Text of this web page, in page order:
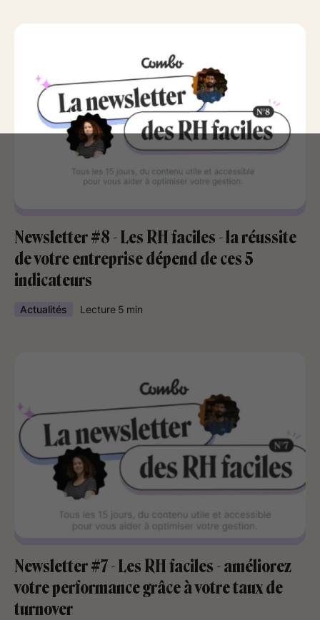
Newsletter #8 - Les RH faciles - la réussite
de votre entreprise dépend de ces 5
indicateurs
Actualités Lecture 5 min
Newsletter #7 - Les RH faciles - améliorez
votre performance grâce à votre taux de
turnover